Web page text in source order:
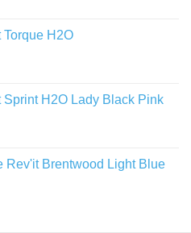
Torque H2O
Sprint H2O Lady Black Pink
Rev'it Brentwood Light Blue